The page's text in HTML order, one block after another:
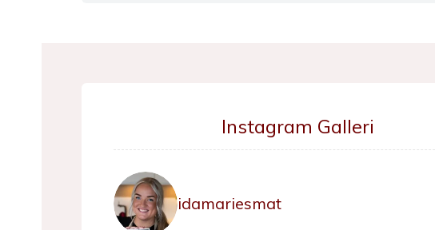
Instagram Galleri
idamariesmat